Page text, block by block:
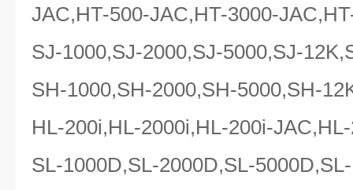
JAC,HT-500-JAC,HT-3000-
SJ-1000,SJ-2000,SJ-5000,SJ-
SH-1000,SH-2000,SH-5000,SH-
HL-200i,HL-2000i,HL-200i-
SL-1000D,SL-2000D,SL-